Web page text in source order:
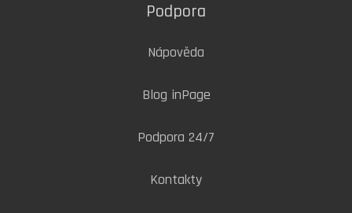
Podpora
Nápověda
Blog inPage
Podpora 24/7
Kontakty